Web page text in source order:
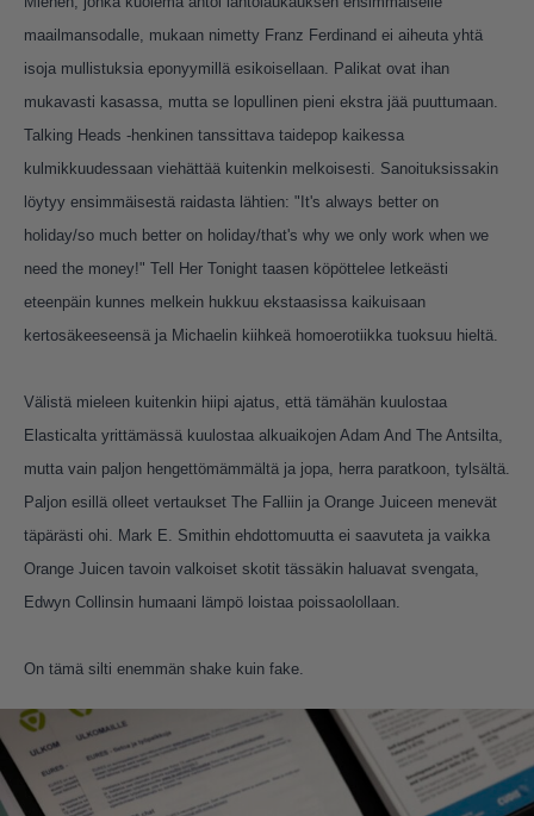
maailmansodalle, mukaan nimetty Franz Ferdinand ei aiheuta yhtä
isoja mullistuksia eponyymillä esikoisellaan. Palikat ovat ihan
mukavasti kasassa, mutta se lopullinen pieni ekstra jää puuttumaan.
Talking Heads -henkinen tanssittava taidepop kaikessa
kulmikkuudessaan viehättää kuitenkin melkoisesti. Sanoituksissakin
löytyy ensimmäisestä raidasta lähtien: "It's always better on
holiday/so much better on holiday/that's why we only work when we
need the money!" Tell Her Tonight taasen köpöttelee letkeästi
eteenpäin kunnes melkein hukkuu ekstaasissa kaikuisaan
kertosäkeeseensä ja Michaelin kiihkeä homoerotiikka tuoksuu hieltä.
Välistä mieleen kuitenkin hiipi ajatus, että tämähän kuulostaa
Elasticalta yrittämässä kuulostaa alkuaikojen Adam And The Antsilta,
mutta vain paljon hengettömämmältä ja jopa, herra paratkoon, tylsältä.
Paljon esillä olleet vertaukset The Falliin ja Orange Juiceen menevät
täpärästi ohi. Mark E. Smithin ehdottomuutta ei saavuteta ja vaikka
Orange Juicen tavoin valkoiset skotit tässäkin haluavat svengata,
Edwyn Collinsin humaani lämpö loistaa poissaolollaan.
On tämä silti enemmän shake kuin fake.